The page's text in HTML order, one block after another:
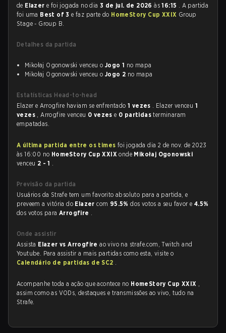
de Elazere foi jogada no dia3 de jul. de 2026às16:15 . A partida
foi uma Best of 3e faz parte do HomeStory Cup XXIX Group
Stage - Group B.
Detalhes da partida
Mikołaj Ogonowski venceu o Jogo 1 no mapa
Mikołaj Ogonowski venceu o Jogo 2 no mapa
Estatísticas Head-to-head
Elazer e Arrogfire haviam se enfrentado 1 vezes . Elazer venceu 1
vezes , Arrogfire venceu 0 vezese 0 partidasterminaram
empatadas.
A última partida entre os times foi jogada dia 2 de nov. de 2023
às 16:00 no HomeStory Cup XXIXonde Mikołaj Ogonowski
venceu 2 - 1 .
Previsão da partida
Usuários da Strafe tem um favorito absoluto para a partida, e
preveem a vitória do Elazercom 95.5%dos votos a seu favor e 4.5%
dos votos para Arrogfire .
Onde assistir
Assista Elazer vs Arrogfireao vivo na strafe.com, Twitch and
Youtube. Para assistir a mais partidas como esta, visite o
Calendário de partidas de SC2 .
Acompanhe toda a ação que acontece no HomeStory Cup XXIX ,
assim como as VODs, destaques e transmissões ao vivo, tudo na
Strafe.